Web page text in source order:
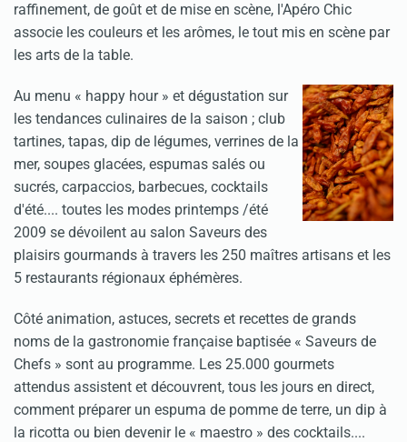
raffinement, de goût et de mise en scène, l'Apéro Chic
associe les couleurs et les arômes, le tout mis en scène par
les arts de la table.
Au menu « happy hour » et dégustation sur
les tendances culinaires de la saison ; club
tartines, tapas, dip de légumes, verrines de la
mer, soupes glacées, espumas salés ou
sucrés, carpaccios, barbecues, cocktails
d'été.... toutes les modes printemps /été
2009 se dévoilent au salon Saveurs des
plaisirs gourmands à travers les 250 maîtres artisans et les
5 restaurants régionaux éphémères.
Côté animation, astuces, secrets et recettes de grands
noms de la gastronomie française baptisée « Saveurs de
Chefs » sont au programme. Les 25.000 gourmets
attendus assistent et découvrent, tous les jours en direct,
comment préparer un espuma de pomme de terre, un dip à
la ricotta ou bien devenir le « maestro » des cocktails....